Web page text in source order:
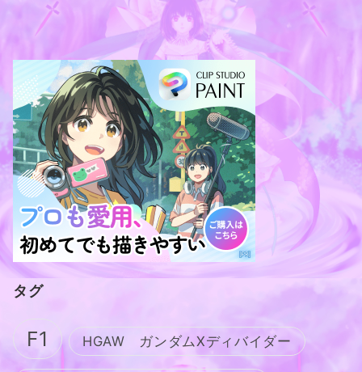
タグ
F1 HGAW ガンダムXディバイダー